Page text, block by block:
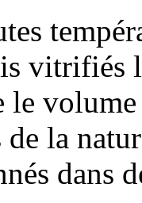
vitrifiés
la
dans